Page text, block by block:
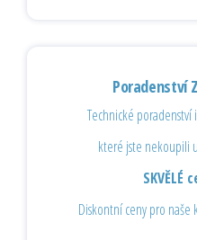
Poradenství
Technické
které jste nekoupili
SKVĚLÉ
Diskontní ceny pro naše